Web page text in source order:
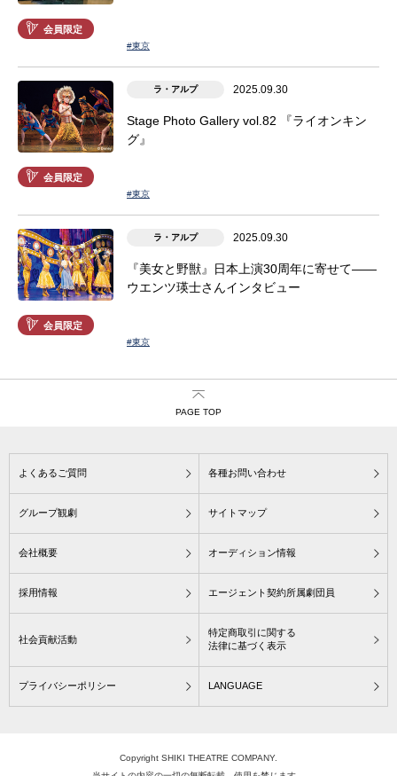
会員限定
#東京
会員限定
ラ・アルプ 2025.09.30
Stage Photo Gallery vol.82 『ライオンキン
グ』
#東京
会員限定
ラ・アルプ 2025.09.30
『美女と野獣』日本上演30周年に寄せて――
ウエンツ瑛士さんインタビュー
#東京
PAGE TOP
よくあるご質問 各種お問い合わせ
グループ観劇 サイトマップ
会社概要 オーディション情報
採用情報 エージェント契約所属劇団員
社会貢献活動
特定商取引に関する
法律に基づく表示
プライバシーポリシー LANGUAGE
Copyright SHIKI THEATRE COMPANY.